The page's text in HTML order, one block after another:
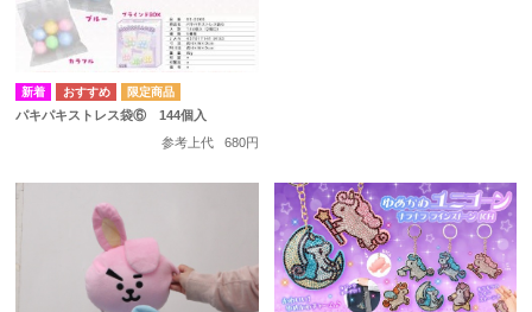
パキパキストレス袋⑥ 144個入
参考上代
680円